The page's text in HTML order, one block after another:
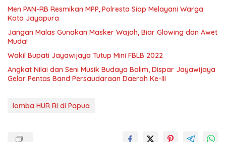
Men PAN-RB Resmikan MPP, Polresta Siap Melayani Warga
Kota Jayapura
Jangan Malas Gunakan Masker Wajah, Biar Glowing dan Awet
Muda!
Wakil Bupati Jayawijaya Tutup Mini FBLB 2022
Angkat Nilai dan Seni Musik Budaya Balim, Dispar Jayawijaya
Gelar Pentas Band Persaudaraan Daerah Ke-III
lomba HUR RI di Papua